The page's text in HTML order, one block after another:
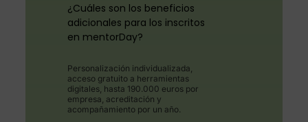
¿Cuáles son los beneficios
adicionales para los inscritos
en mentorDay?
Personalización individualizada,
acceso gratuito a herramientas
digitales, hasta 190.000 euros por
empresa, acreditación y
acompañamiento por un año.